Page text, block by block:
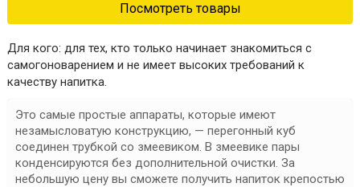
Посмотреть товары
Для кого: для тех, кто только начинает знакомиться с
самогоноварением и не имеет высоких требований к
качеству напитка.
Это самые простые аппараты, которые имеют
незамысловатую конструкцию, — перегонный куб
соединен трубкой со змеевиком. В змеевике пары
конденсируются без дополнительной очистки. За
небольшую цену вы сможете получить напиток крепостью